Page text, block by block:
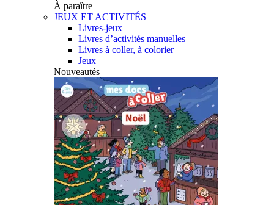
À paraître
JEUX ET ACTIVITÉS
Livres-jeux
Livres d’activités manuelles
Livres à coller, à colorier
Jeux
Nouveautés